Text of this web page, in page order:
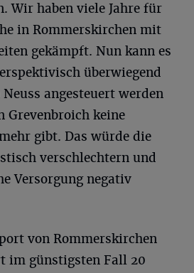
Wir haben viele Jahre für
in Rommerskirchen mit
gekämpft. Nun kann es
überwiegend
angesteuert werden
Grevenbroich keine
gibt. Das würde die
verschlechtern und
Versorgung negativ
von Rommerskirchen
im günstigsten Fall 20